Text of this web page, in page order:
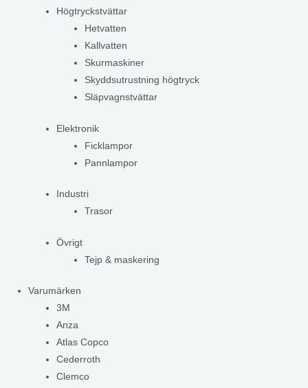
Högtryckstvättar
Hetvatten
Kallvatten
Skurmaskiner
Skyddsutrustning högtryck
Släpvagnstvättar
Elektronik
Ficklampor
Pannlampor
Industri
Trasor
Övrigt
Tejp & maskering
Varumärken
3M
Anza
Atlas Copco
Cederroth
Clemco